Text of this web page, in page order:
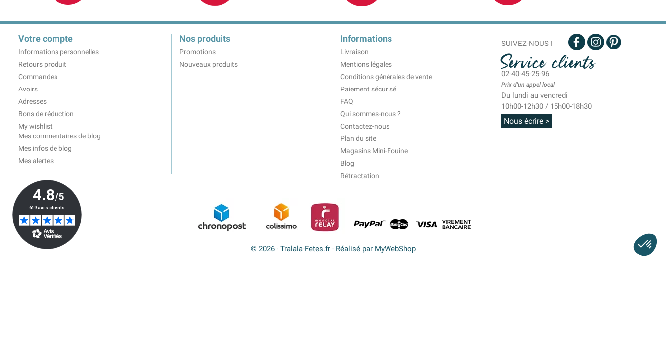
Votre compte
Informations personnelles
Retours produit
Commandes
Avoirs
Adresses
Bons de réduction
My wishlist
Mes commentaires de blog
Mes infos de blog
Mes alertes
Nos produits
Promotions
Nouveaux produits
Informations
Livraison
Mentions légales
Conditions générales de vente
Paiement sécurisé
FAQ
Qui sommes-nous ?
Contactez-nous
Plan du site
Magasins Mini-Fouine
Blog
Rétractation
SUIVEZ-NOUS !
Service clients
02-40-45-25-96
Prix d'un appel local
Du lundi au vendredi
10h00-12h30 / 15h00-18h30
Nous écrire >
© 2026 - Tralala-Fetes.fr - Réalisé par MyWebShop